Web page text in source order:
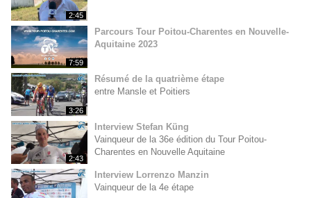
2:45
7:59
Parcours Tour Poitou-Charentes en Nouvelle-
Aquitaine 2023
3:26
Résumé de la quatrième étape
entre Mansle et Poitiers
2:43
Interview Stefan Küng
Vainqueur de la 36e édition du Tour Poitou-
Charentes en Nouvelle Aquitaine
Interview Lorrenzo Manzin
Vainqueur de la 4e étape